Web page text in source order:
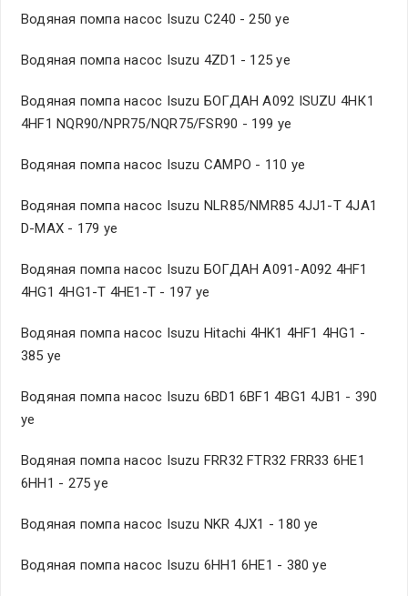
Водяная помпа насос Isuzu C240 - 250 уе
Водяная помпа насос Isuzu 4ZD1 - 125 уе
Водяная помпа насос Isuzu БОГДАН А092 ISUZU 4HК1
4HF1 NQR90/NPR75/NQR75/FSR90 - 199 уе
Водяная помпа насос Isuzu CAMPO - 110 уе
Водяная помпа насос Isuzu NLR85/NMR85 4JJ1-T 4JA1
D-MAX - 179 уе
Водяная помпа насос Isuzu БОГДАН A091-A092 4HF1
4HG1 4HG1-T 4HE1-T - 197 уе
Водяная помпа насос Isuzu Hitachi 4HK1 4HF1 4HG1 -
385 уе
Водяная помпа насос Isuzu 6BD1 6BF1 4BG1 4JB1 - 390
уе
Водяная помпа насос Isuzu FRR32 FTR32 FRR33 6HE1
6HH1 - 275 уе
Водяная помпа насос Isuzu NKR 4JX1 - 180 уе
Водяная помпа насос Isuzu 6HH1 6HE1 - 380 уе